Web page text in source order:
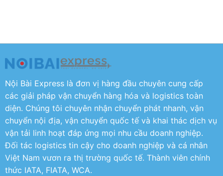
Nội Bài Express là đơn vị hàng đầu chuyên cung cấp
các giải pháp vận chuyển hàng hóa và logistics toàn
diện. Chúng tôi chuyên nhận chuyển phát nhanh, vận
chuyển nội địa, vận chuyển quốc tế và khai thác dịch vụ
vận tải linh hoạt đáp ứng mọi nhu cầu doanh nghiệp.
Đối tác logistics tin cậy cho doanh nghiệp và cá nhân
Việt Nam vươn ra thị trường quốc tế. Thành viên chính
thức IATA, FIATA, WCA.